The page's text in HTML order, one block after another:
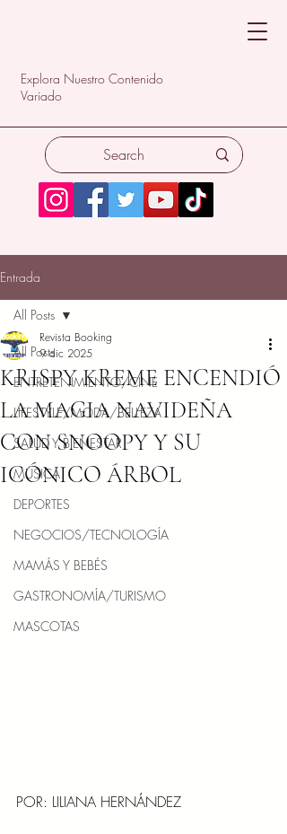
Explora Nuestro Contenido
Variado
Entrada
All Posts
ENTRETENIMIENTO/CINE
LIFESTYLE/MODA/BELLEZA
SALUD Y BIENESTAR
MÚSICA
DEPORTES
NEGOCIOS/TECNOLOGÍA
MAMÁS Y BEBÉS
GASTRONOMÍA/TURISMO
MASCOTAS
All Posts
KRISPY KREME ENCENDIÓ
LA MAGIA NAVIDEÑA
CON SNOOPY Y SU
ICÓNICO ÁRBOL
Revista Booking
9 dic 2025
POR: LILIANA HERNÁNDEZ